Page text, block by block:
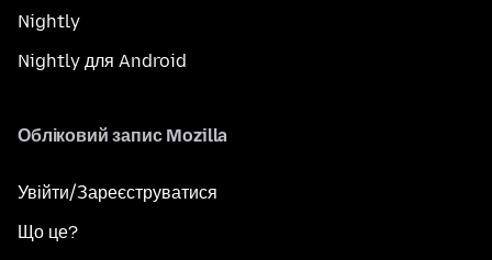
Nightly
Nightly для Android
Обліковий запис Mozilla
Увійти/Зареєструватися
Що це?